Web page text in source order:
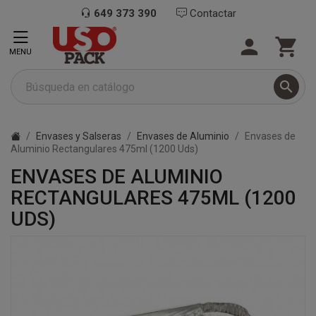
649 373 390 Contactar

 
MENU
Envases y Salseras Envases de Aluminio
Envases de
Aluminio Rectangulares 475ml (1200 Uds)
ENVASES DE ALUMINIO
RECTANGULARES 475ML (1200
UDS)